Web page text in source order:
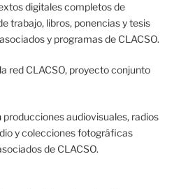
digitales completos de
trabajo, libros, ponencias y tesis
y programas de CLACSO.
red CLACSO, proyecto conjunto
producciones audiovisuales, radios
y colecciones fotográficas
de CLACSO.